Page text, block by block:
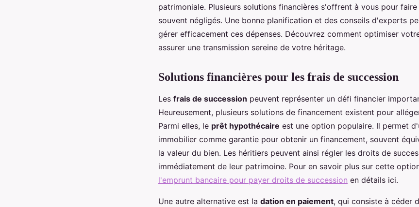
patrimoniale. Plusieurs solutions financières s'offrent à vous pour
souvent négligés. Une bonne planification et des conseils d'experts
gérer efficacement ces dépenses. Découvrez comment optimiser
assurer une transmission sereine de votre héritage.
Solutions financières pour les frais de succession
Les frais de succession peuvent représenter un défi financier
Heureusement, plusieurs solutions de financement existent pour
Parmi elles, le prêt hypothécaire est une option populaire. Il permet
immobilier comme garantie pour obtenir un financement, souvent
la valeur du bien. Les héritiers peuvent ainsi régler les droits de
immédiatement de leur patrimoine. Pour en savoir plus sur cette
l'emprunt bancaire pour payer droits de succession en détails ici.
Une autre alternative est la dation en paiement, qui consiste à céder